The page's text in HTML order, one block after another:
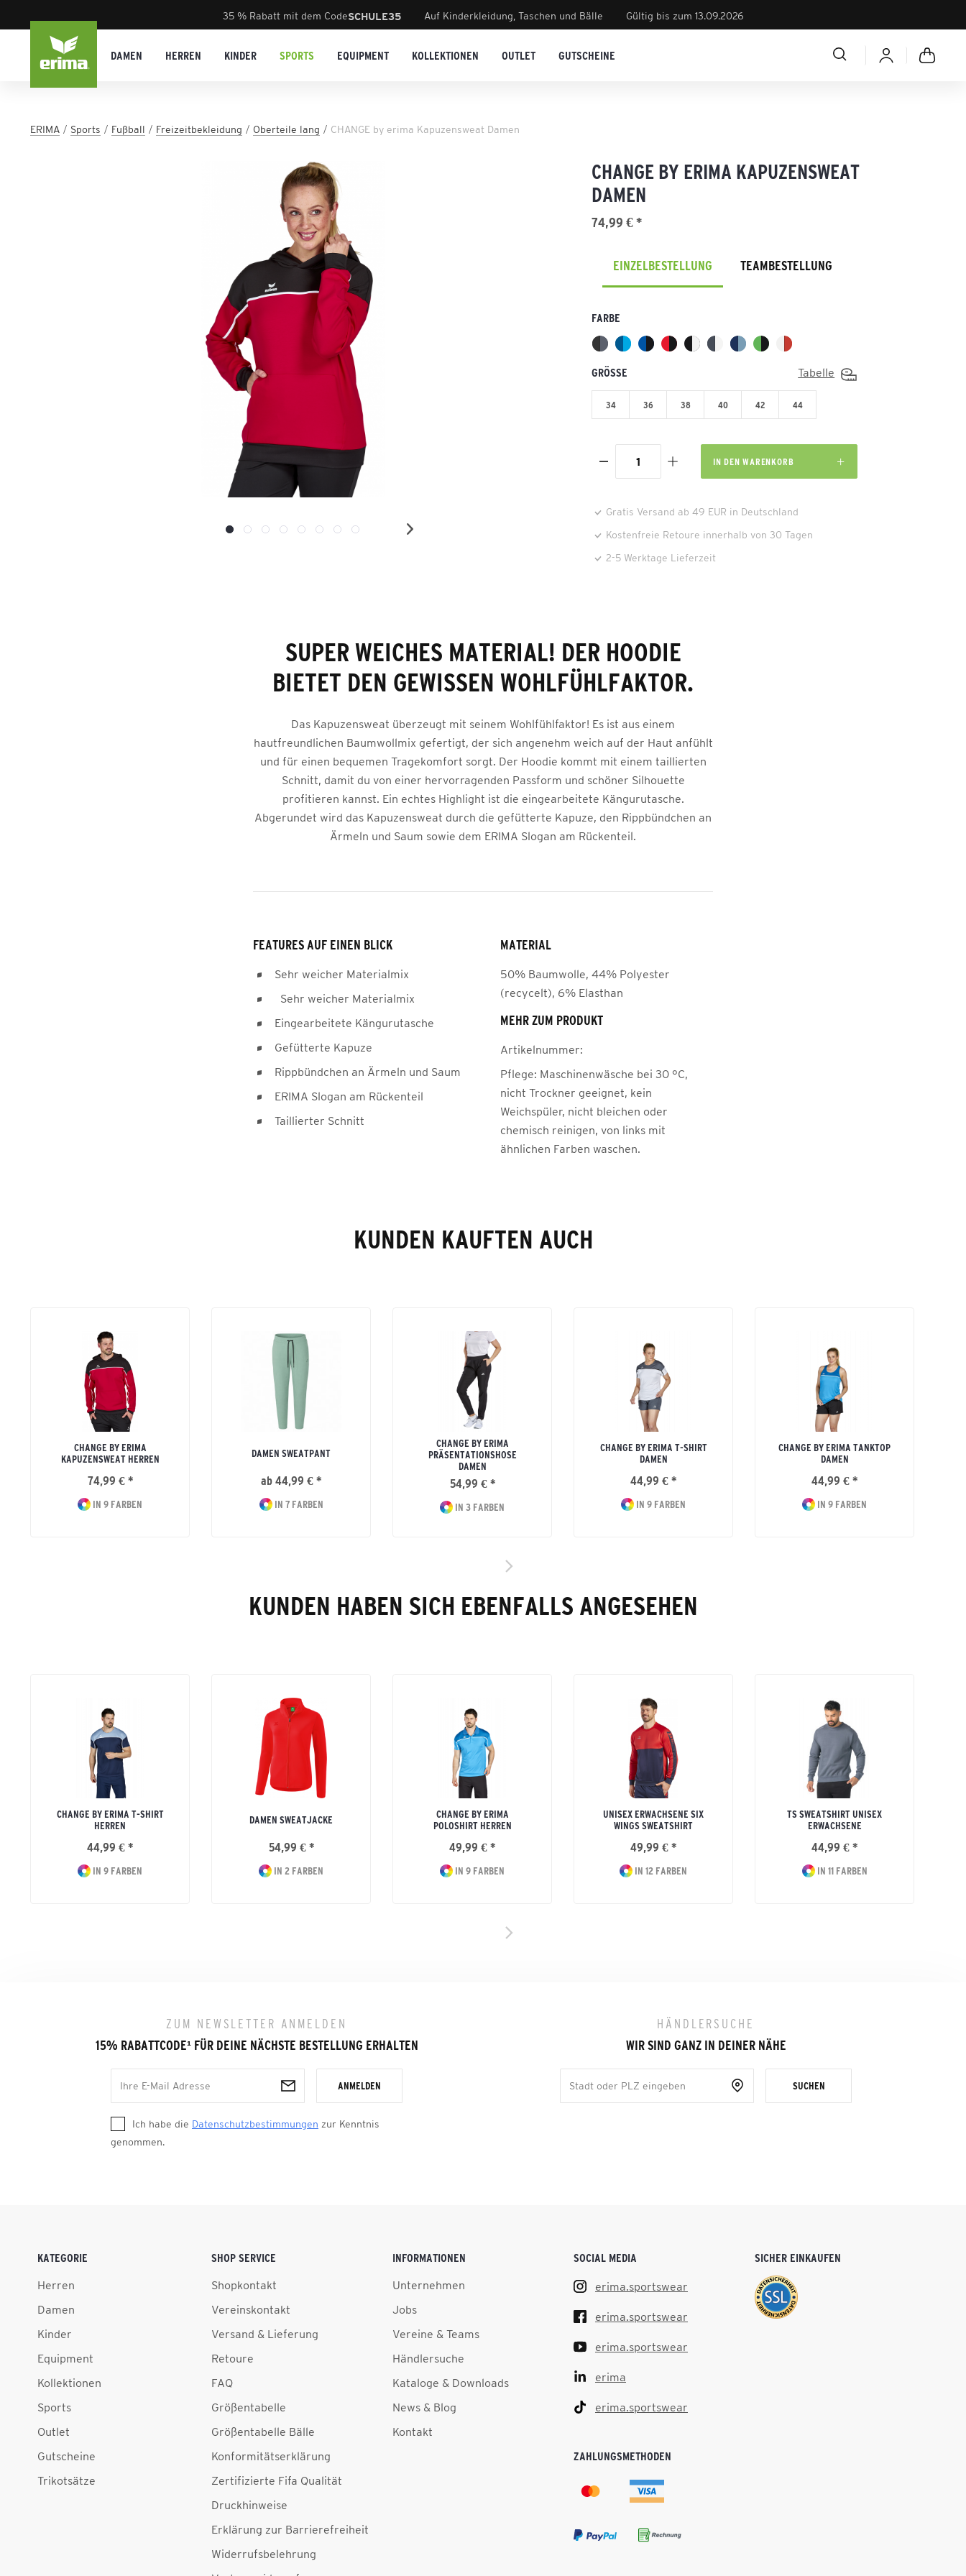
35 % Rabatt mit dem CodeSCHULE35 Auf Kinderkleidung, Taschen und Bälle Gültig bis zum 13.09.2026
DAMEN HERREN KINDER SPORTS EQUIPMENT KOLLEKTIONEN OUTLET GUTSCHEINE
ERIMA Sports Fußball Freizeitbekleidung Oberteile lang CHANGE by erima Kapuzensweat Damen
CHANGE BY ERIMA KAPUZENSWEAT
DAMEN
74,99 € *
EINZELBESTELLUNG TEAMBESTELLUNG
FARBE
GRÖSSE Tabelle
34 36 38 40 42 44
IN DEN WARENKORB
Gratis Versand ab 49 EUR in Deutschland
Kostenfreie Retoure innerhalb von 30 Tagen
2-5 Werktage Lieferzeit
SUPER WEICHES MATERIAL! DER HOODIE
BIETET DEN GEWISSEN WOHLFÜHLFAKTOR.
Das Kapuzensweat überzeugt mit seinem Wohlfühlfaktor! Es ist aus einem
hautfreundlichen Baumwollmix gefertigt, der sich angenehm weich auf der Haut anfühlt
und für einen bequemen Tragekomfort sorgt. Der Hoodie kommt mit einem taillierten
Schnitt, damit du von einer hervorragenden Passform und schöner Silhouette
profitieren kannst. Ein echtes Highlight ist die eingearbeitete Kängurutasche.
Abgerundet wird das Kapuzensweat durch die gefütterte Kapuze, den Rippbündchen an
Ärmeln und Saum sowie dem ERIMA Slogan am Rückenteil.
FEATURES AUF EINEN BLICK
Sehr weicher Materialmix
Sehr weicher Materialmix
Eingearbeitete Kängurutasche
Gefütterte Kapuze
Rippbündchen an Ärmeln und Saum
ERIMA Slogan am Rückenteil
Taillierter Schnitt
MATERIAL
50% Baumwolle, 44% Polyester
(recycelt), 6% Elasthan
MEHR ZUM PRODUKT
Artikelnummer:
Pflege: Maschinenwäsche bei 30 °C,
nicht Trockner geeignet, kein
Weichspüler, nicht bleichen oder
chemisch reinigen, von links mit
ähnlichen Farben waschen.
KUNDEN KAUFTEN AUCH
CHANGE BY ERIMA
KAPUZENSWEAT HERREN
74,99 € *
IN 9 FARBEN
DAMEN SWEATPANT
ab 44,99 € *
IN 7 FARBEN
CHANGE BY ERIMA
PRÄSENTATIONSHOSE
DAMEN
54,99 € *
IN 3 FARBEN
CHANGE BY ERIMA T-SHIRT
DAMEN
44,99 € *
IN 9 FARBEN
CHANGE BY ERIMA TANKTOP
DAMEN
44,99 € *
IN 9 FARBEN
KUNDEN HABEN SICH EBENFALLS ANGESEHEN
CHANGE BY ERIMA T-SHIRT
HERREN
44,99 € *
IN 9 FARBEN
DAMEN SWEATJACKE
54,99 € *
IN 2 FARBEN
CHANGE BY ERIMA
POLOSHIRT HERREN
49,99 € *
IN 9 FARBEN
UNISEX ERWACHSENE SIX
WINGS SWEATSHIRT
49,99 € *
IN 12 FARBEN
TS SWEATSHIRT UNISEX
ERWACHSENE
44,99 € *
IN 11 FARBEN
ZUM NEWSLETTER ANMELDEN
15% RABATTCODE¹FÜR DEINE NÄCHSTE BESTELLUNG ERHALTEN
ANMELDEN
Ich habe die Datenschutzbestimmungen zur Kenntnis
genommen.
HÄNDLERSUCHE
WIR SIND GANZ IN DEINER NÄHE
SUCHEN
KATEGORIE
Herren
Damen
Kinder
Equipment
Kollektionen
Sports
Outlet
Gutscheine
Trikotsätze
SHOP SERVICE
Shopkontakt
Vereinskontakt
Versand & Lieferung
Retoure
FAQ
Größentabelle
Größentabelle Bälle
Konformitätserklärung
Zertifizierte Fifa Qualität
Druckhinweise
Erklärung zur Barrierefreiheit
Widerrufsbelehrung
INFORMATIONEN
Unternehmen
Jobs
Vereine & Teams
Händlersuche
Kataloge & Downloads
News & Blog
Kontakt
SOCIAL MEDIA
erima.sportswear
erima.sportswear
erima.sportswear
erima
erima.sportswear
ZAHLUNGSMETHODEN
SICHER EINKAUFEN